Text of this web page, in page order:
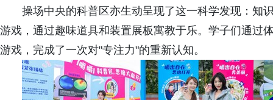
操场中央的科普区亦生动呈现了这一科学发现：知
游戏，通过趣味道具和装置展板寓教于乐。学子们通过
游戏，完成了一次对"专注力"的重新认知。